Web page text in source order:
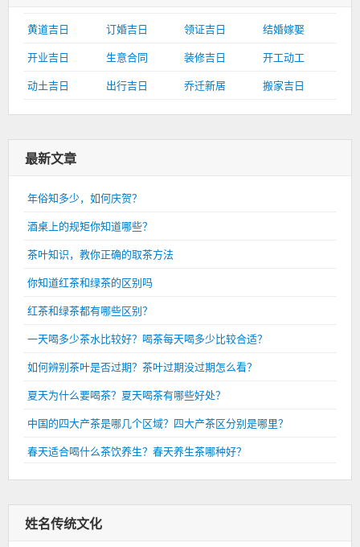
黄道吉日 订婚吉日 领证吉日
结婚嫁娶
开业吉日
生意合同 装修吉日
开工动工
动土吉日
出行吉日 乔迁新居 搬家吉日
最新文章
年俗知多少，如何庆贺？
酒桌上的规矩你知道哪些？
茶叶知识，教你正确的取茶方法
你知道红茶和绿茶的区别吗
红茶和绿茶都有哪些区别？
一天喝多少茶水比较好？喝茶每天喝多少比较合适？
如何辨别茶叶是否过期？茶叶过期没过期怎么看？
夏天为什么要喝茶？夏天喝茶有哪些好处？
中国的四大产茶是哪几个区域？四大产茶区分别是哪里？
春天适合喝什么茶饮养生？春天养生茶哪种好？
姓名传统文化